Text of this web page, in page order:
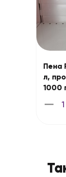
Пена
л,
1000